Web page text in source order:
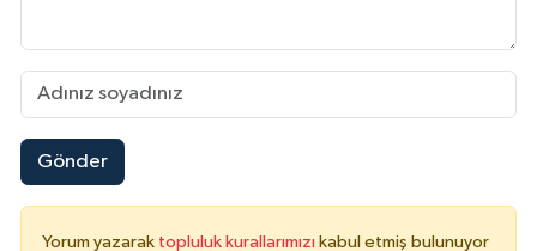
Gönder
Yorum yazarak topluluk kurallarımızı kabul etmiş bulunuyor